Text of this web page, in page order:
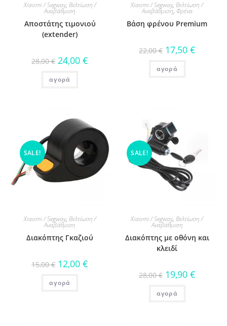
Xiaomi / Segway, Βελτίωση /
Αναβάθμιση
Αποστάτης τιμονιού
(extender)
28,00€ 24,00€
αγορά
Xiaomi / Segway,Βελτίωση /
Αναβάθμιση, Φρένα
Βάση φρένου Premium
22,00€ 17,50 €
αγορά
SALE!
Xiaomi / Segway, Βελτίωση /
Αναβάθμιση
Διακόπτης Γκαζιού
15,00€ 12,00€
αγορά
SALE!
Xiaomi / Segway,Βελτίωση /
Αναβάθμιση
Διακόπτης με οθόνη και
κλειδί
28,00€ 19,90 €
αγορά